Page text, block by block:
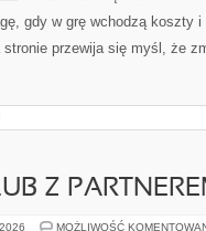
gdy w grę wchodzą koszty
stronie przewija się myśl, że
Z
MOŻLIWOŚĆ